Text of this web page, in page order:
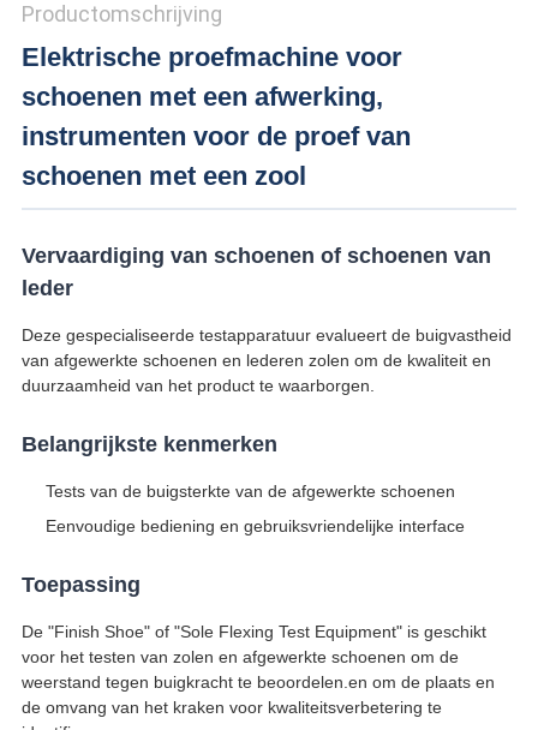
Productomschrijving
Elektrische proefmachine voor
schoenen met een afwerking,
instrumenten voor de proef van
schoenen met een zool
Vervaardiging van schoenen of schoenen van
leder
Deze gespecialiseerde testapparatuur evalueert de buigvastheid
van afgewerkte schoenen en lederen zolen om de kwaliteit en
duurzaamheid van het product te waarborgen.
Belangrijkste kenmerken
Tests van de buigsterkte van de afgewerkte schoenen
Eenvoudige bediening en gebruiksvriendelijke interface
Toepassing
De "Finish Shoe" of "Sole Flexing Test Equipment" is geschikt
voor het testen van zolen en afgewerkte schoenen om de
weerstand tegen buigkracht te beoordelen.en om de plaats en
de omvang van het kraken voor kwaliteitsverbetering te